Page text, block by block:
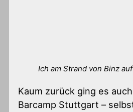
Ich am Strand von Binz
Kaum zurück ging es
Barcamp Stuttgart –